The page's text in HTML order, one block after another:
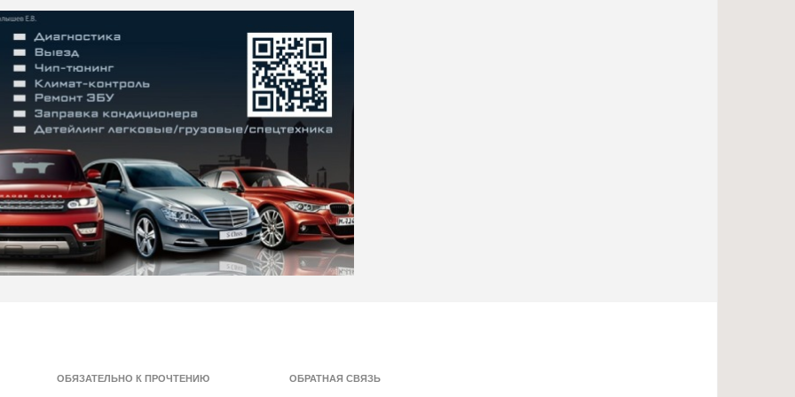
ОБЯЗАТЕЛЬНО К ПРОЧТЕНИЮ ОБРАТНАЯ СВЯЗЬ